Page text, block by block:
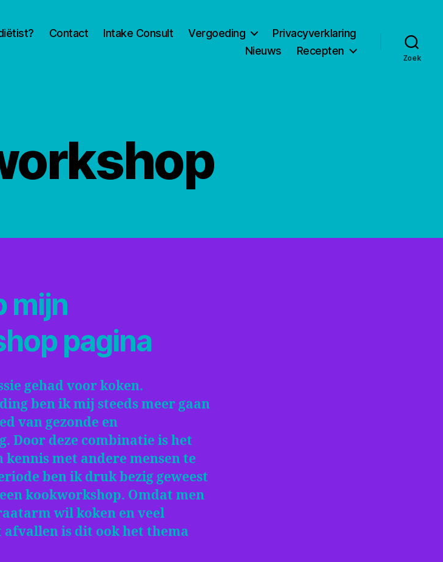
Contact Intake Consult Vergoeding
Privacyverklaring
Nieuws
Recepten
Zoek
mijn
pagina
gehad voor koken.
ben ik mij steeds meer gaan
van gezonde en
Door deze combinatie is het
met andere mensen te
ben ik druk bezig geweest
kookworkshop. Omdat men
wil koken en veel
afvallen is dit ook het thema